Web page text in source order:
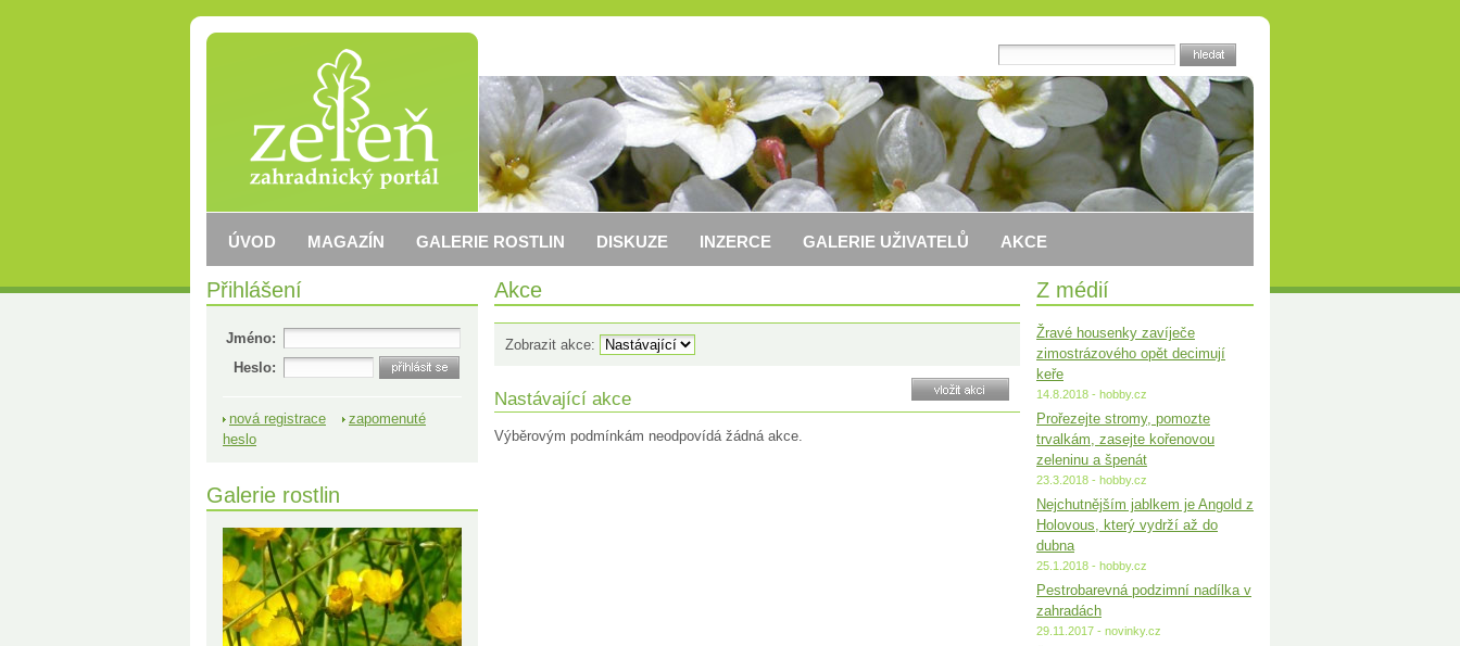
Akce
Zobrazit akce:
Nastávající akce
Výběrovým podmínkám neodpovídá žádná akce.
Z médií
Žravé housenky zavíječe
zimostrázového opět decimují
keře
14.8.2018 - hobby.cz
Prořezejte stromy, pomozte
trvalkám, zasejte kořenovou
zeleninu a špenát
23.3.2018 - hobby.cz
Nejchutnějším jablkem je Angold z
Holovous, který vydrží až do
dubna
25.1.2018 - hobby.cz
Pestrobarevná podzimní nadílka v
zahradách
29.11.2017 - novinky.cz
Přihlášení
Jméno:
Heslo:
nová registrace
zapomenuté
heslo
Galerie rostlin
ÚVOD MAGAZÍN GALERIE ROSTLIN DISKUZE INZERCE GALERIE UŽIVATELŮ AKCE